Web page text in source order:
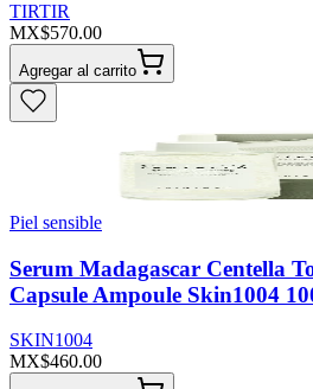
TIRTIR
MX$570.00
Agregar al carrito
Piel sensible
Serum Madagascar Centella
Capsule Ampoule Skin1004
SKIN1004
MX$460.00